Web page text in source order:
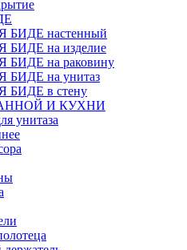
настенный
на изделие
на раковину
на унитаз
в стену
И КУХНИ
унитаза